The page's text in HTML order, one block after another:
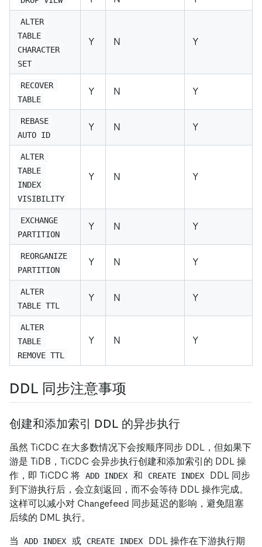
ALTER
TABLE
CHARACTER
SET
Y N Y
RECOVER
TABLE
Y N Y
REBASE
AUTO ID
Y N Y
ALTER
TABLE
INDEX
VISIBILITY
Y N Y
EXCHANGE
PARTITION
Y N Y
REORGANIZE
PARTITION
Y N Y
ALTER
TABLE TTL
Y N Y
ALTER
TABLE
REMOVE TTL
Y N Y
DDL 同步注意事项
创建和添加索引 DDL 的异步执行
虽然 TiCDC 在大多数情况下会按顺序同步 DDL，但如果下
游是 TiDB，TiCDC 会异步执行创建和添加索引的 DDL 操
作，即 TiCDC 将 ADD INDEX 和 CREATE INDEX
DDL 同步
到下游执行后，会立刻返回，而不会等待 DDL 操作完成。
这样可以减小对 Changefeed 同步延迟的影响，避免阻塞
后续的 DML 执行。
当 ADD INDEX 或 CREATE INDEX
DDL 操作在下游执行期